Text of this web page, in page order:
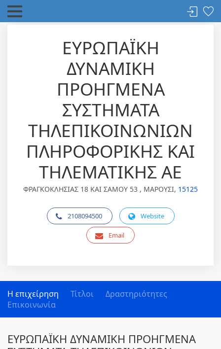
ΕΥΡΩΠΑΪΚΗ
ΔΥΝΑΜΙΚΗ
ΠΡΟΗΓΜΕΝΑ
ΣΥΣΤΗΜΑΤΑ
ΤΗΛΕΠΙΚΟΙΝΩΝΙΩΝ
ΠΛΗΡΟΦΟΡΙΚΗΣ ΚΑΙ
ΤΗΛΕΜΑΤΙΚΗΣ ΑΕ
ΦΡΑΓΚΟΚΛΗΣΙΑΣ 18 ΚΑΙ ΣΑΜΟΥ 53 , ΜΑΡΟΥΣΙ, 15125
2108094500 Website
Email
Η επιχείρηση Τίτλοι
Δραστηριότητες
Επικοινωνία
ΕΥΡΩΠΑΪΚΗ ΔΥΝΑΜΙΚΗ ΠΡΟΗΓΜΕΝΑ